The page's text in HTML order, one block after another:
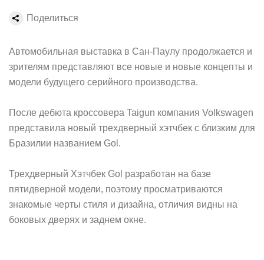
Автомобильная выставка в Сан-Паулу продолжается и
зрителям представляют все новые и новые концепты и
модели будущего серийного производства.
После дебюта кроссовера Taigun компания Volkswagen
представила новый трехдверный хэтчбек с близким для
Бразилии названием Gol.
Трехдверный Хэтчбек Gol разработан на базе
пятидверной модели, поэтому просматриваются
знакомые черты стиля и дизайна, отличия видны на
боковых дверях и заднем окне.
Поделиться